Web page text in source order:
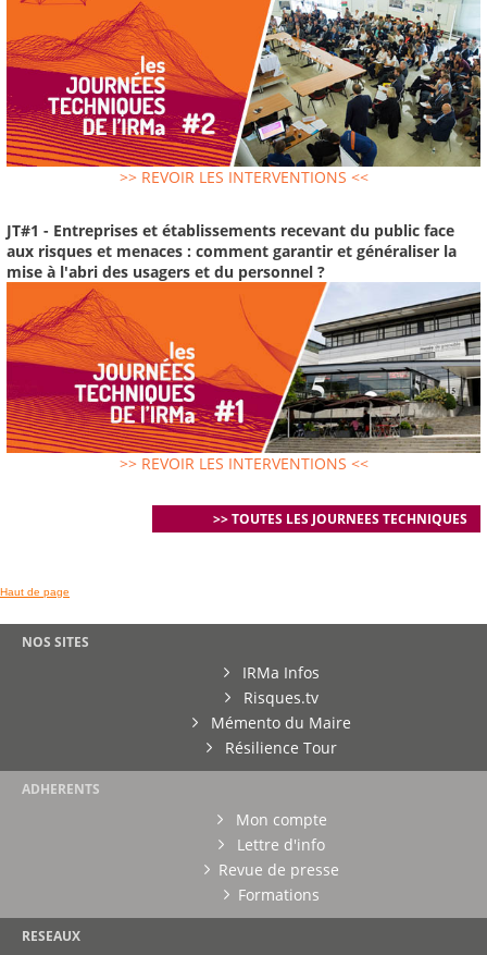
>> REVOIR LES INTERVENTIONS <<
JT#1 - Entreprises et établissements recevant du public face
aux risques et menaces : comment garantir et généraliser la
mise à l'abri des usagers et du personnel ?
>> REVOIR LES INTERVENTIONS <<
>> TOUTES LES JOURNEES TECHNIQUES
Haut de page
NOS SITES
IRMa Infos
Risques.tv
Mémento du Maire
Résilience Tour
ADHERENTS
Mon compte
Lettre d'info
Revue de presse
Formations
RESEAUX